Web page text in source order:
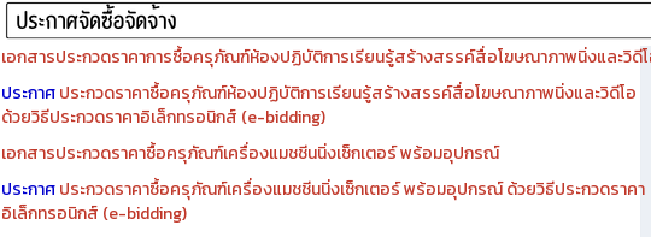
แผนการจัดซื้อครุภัณฑ์ปีงบประมาณ ๒๕๖๙
แผนการจัดซื้อครุภัณฑ์ปีงบประมาณ ๒๕๖๘
เอกสารประกวดราคาการซื้อครุภัณฑ์ห้องปฏิบัติการเรียนรู้สร้างสรรค์สื่อโฆษณาภาพนิ่งและวิดีโอ
ประกาศประกวดราคาซื้อครุภัณฑ์ห้องปฏิบัติการเรียนรู้สร้างสรรค์สื่อโฆษณาภาพนิ่งและวิดีโอ
ด้วยวิธีประกวดราคาอิเล็กทรอนิกส์ (e-bidding)